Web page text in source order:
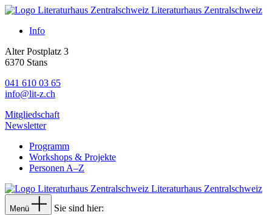
Literaturhaus Zentralschweiz
Info
Alter Postplatz 3
6370 Stans
041 610 03 65
info@lit-z.ch
Mitgliedschaft
Newsletter
Programm
Workshops & Projekte
Personen A–Z
Literaturhaus Zentralschweiz
Menü Sie sind hier: